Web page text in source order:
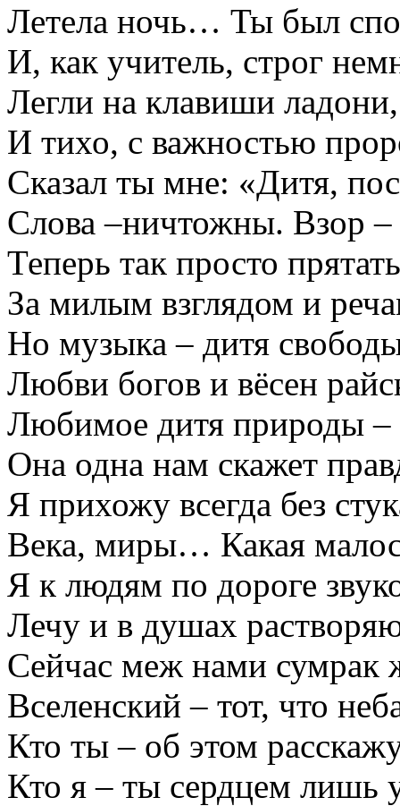
Летела ночь… Ты был
И, как учитель, строг
Легли на клавиши ладони,
И тихо, с важностью
Сказал ты мне: «Дитя,
Слова –ничтожны. Взор –
Теперь так просто
За милым взглядом и
Но музыка – дитя
Любви богов и вёсен
Любимое дитя природы –
Она одна нам скажет
Я прихожу всегда без
Века, миры… Какая
Я к людям по дороге
Лечу и в душах
Сейчас меж нами сумрак
Вселенский – тот, что
Кто ты – об этом
Кто я – ты сердцем